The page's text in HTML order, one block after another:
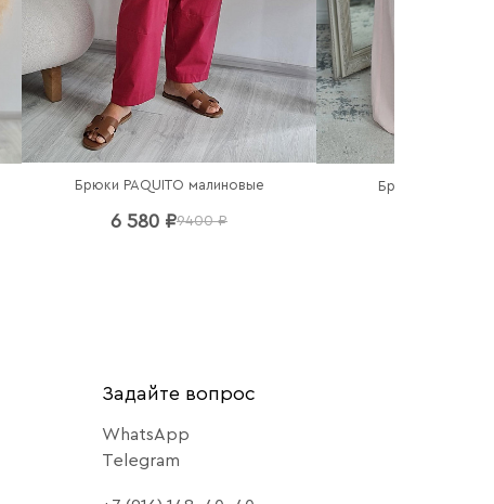
Брюки PAQUITO малиновые
6 580 ₽9400 ₽
Брюки Imperial
Задайте вопрос
WhatsApp
Telegram